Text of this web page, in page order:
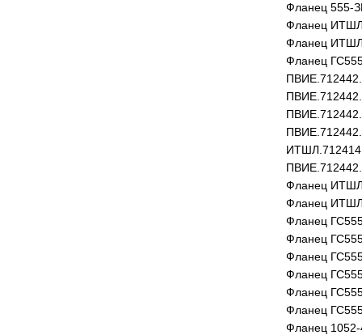
Фланец 555-
Фланец
Фланец
Фланец
Фланец
Фланец
Фланец
Фланец
Фланец
Фланец
Фланец
Фланец
Фланец